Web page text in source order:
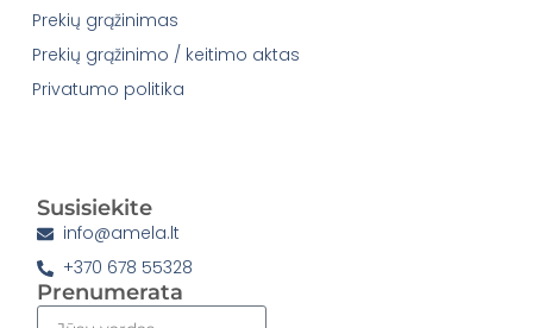
Prekių grąžinimas
Prekių grąžinimo / keitimo aktas
Privatumo politika
Susisiekite
info@amela.lt
+370 678 55328
Prenumerata